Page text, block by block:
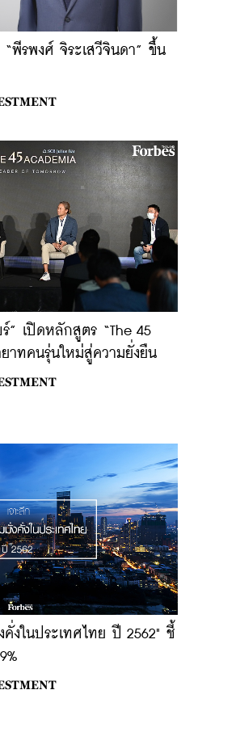
“พีรพงศ์ จิระเสวีจินดา” ขึ้น
” เปิดหลักสูตร “The 45
ทคนรุ่นใหม่สู่ความยั่งยืน
คั่งในประเทศไทย ปี 2562" ชี้